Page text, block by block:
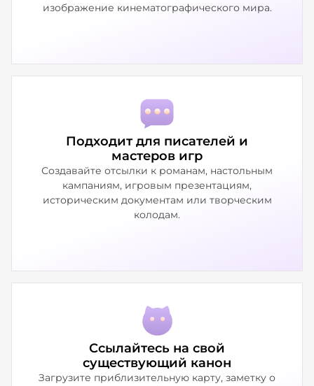
изображение кинематографического мира.
Подходит для писателей и
мастеров игр
Создавайте отсылки к романам, настольным
кампаниям, игровым презентациям,
историческим документам или творческим
колодам.
Ссылайтесь на свой
существующий канон
Загрузите приблизительную карту, заметку о